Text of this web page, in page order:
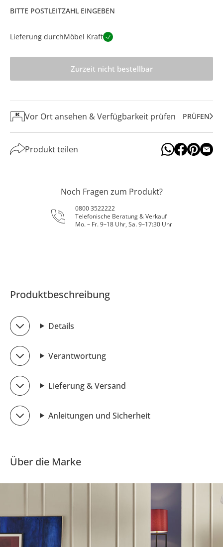
BITTE POSTLEITZAHL EINGEBEN
Lieferung durchMöbel Kraft
Zurzeit nicht bestellbar
Vor Ort ansehen & Verfügbarkeit prüfen PRÜFEN
Produkt teilen
Noch Fragen zum Produkt?
0800 3522222
Telefonische Beratung & Verkauf
Mo. – Fr. 9–18 Uhr, Sa. 9–17:30 Uhr
Produktbeschreibung
Details
Verantwortung
Lieferung & Versand
Anleitungen und Sicherheit
Über die Marke